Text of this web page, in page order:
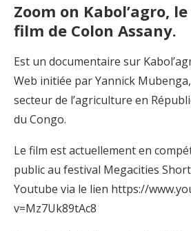
Zoom on Kabol’agro,
film de Colon Assany.
Est un documentaire sur
Web initiée par Yannick
secteur de l’agriculture en
du Congo.
Le film est actuellement en
public au festival Megacities
Youtube via le lien https://
v=Mz7Uk89tAc8